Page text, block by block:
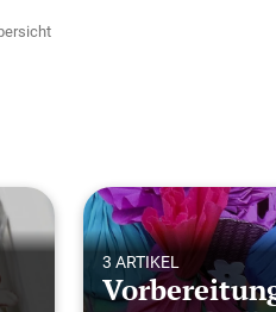
3 ARTIKEL